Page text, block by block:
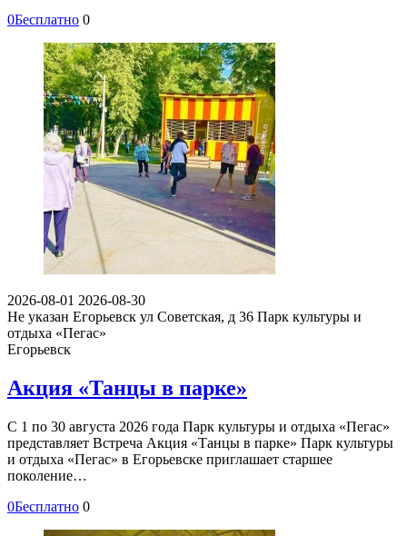
0Бесплатно 0
2026-08-01 2026-08-30
Не указан Егорьевск ул Советская, д 36 Парк культуры и
отдыха «Пегас»
Егорьевск
Акция «Танцы в парке»
С 1 по 30 августа 2026 года Парк культуры и отдыха «Пегас»
представляет Встреча Акция «Танцы в парке» Парк культуры
и отдыха «Пегас» в Егорьевске приглашает старшее
поколение…
0Бесплатно 0